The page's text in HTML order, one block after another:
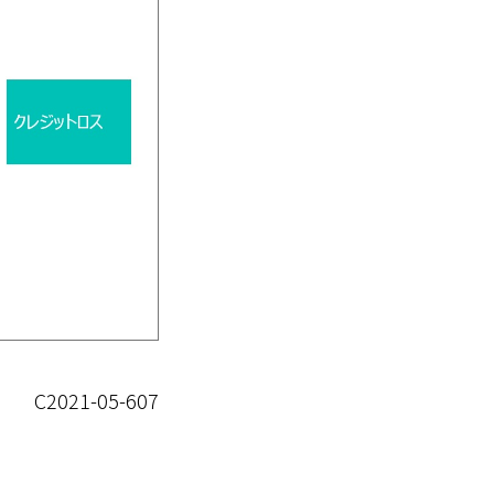
C2021-05-607